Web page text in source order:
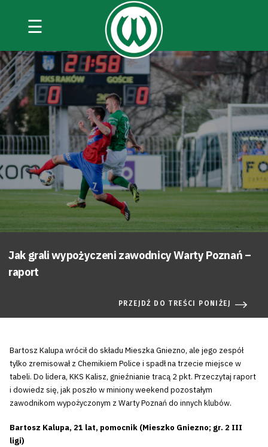
☰
Jak grali wypożyczeni zawodnicy Warty Poznań –
raport
PRZEJDŹ DO TREŚCI PONIŻEJ
Bartosz Kalupa wrócił do składu Mieszka Gniezno, ale jego zespół
tylko zremisował z Chemikiem Police i spadł na trzecie miejsce w
tabeli. Do lidera, KKS Kalisz, gnieźnianie tracą 2 pkt. Przeczytaj raport
i dowiedz się, jak poszło w miniony weekend pozostałym
zawodnikom wypożyczonym z Warty Poznań do innych klubów.
Bartosz Kalupa, 21 lat, pomocnik (Mieszko Gniezno; gr. 2 III
ligi)